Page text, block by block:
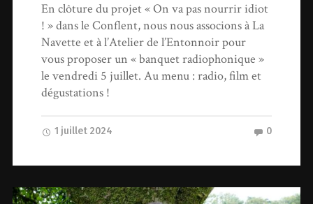
En clôture du projet « On va pas nourrir idiot
! » dans le Conflent, nous nous associons à La
Navette et à l’Atelier de l’Entonnoir pour
vous proposer un « banquet radiophonique »
le vendredi 5 juillet. Au menu : radio, film et
dégustations !
1 juillet 2024 0